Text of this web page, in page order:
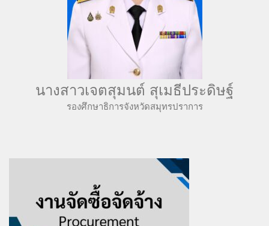
นางสาวเจตสุมนต์ สุเมธีประดิษฐ์
รองศึกษาธิการจังหวัดสมุทรปราการ